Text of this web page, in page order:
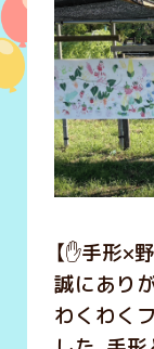
【✋手形×
誠にあり
わくわく